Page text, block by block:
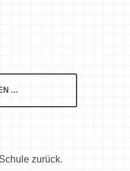
...
zurück.